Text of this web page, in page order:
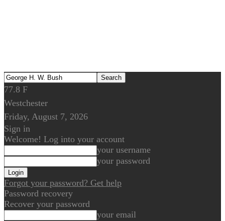
77.8 F
Westchester
Friday, August 7, 2026
Sign in
Welcome! Log into your account
your username
your password
Forgot your password? Get help
Password recovery
Recover your password
your email